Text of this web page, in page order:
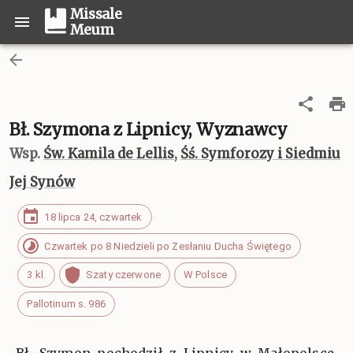
Missale
Meum
Bł. Szymona z Lipnicy, Wyznawcy
Wsp. Św. Kamila de Lellis, Śś. Symforozy i Siedmiu
Jej Synów
18 lipca 24, czwartek
Czwartek po 8 Niedzieli po Zesłaniu Ducha Świętego
3 kl. Szaty czerwone W Polsce
Pallotinum s. 986